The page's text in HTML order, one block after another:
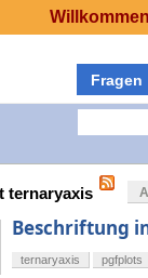
Fragen
ternaryaxis
Beschriftung
ternaryaxis pgfplots